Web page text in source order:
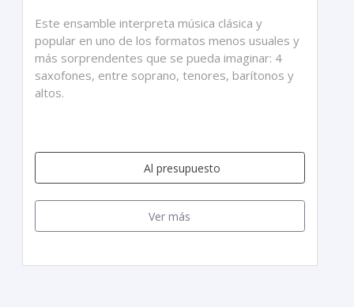
Este ensamble interpreta música clásica y
popular en uno de los formatos menos usuales y
más sorprendentes que se pueda imaginar: 4
saxofones, entre soprano, tenores, barítonos y
altos.
Al presupuesto
Ver más